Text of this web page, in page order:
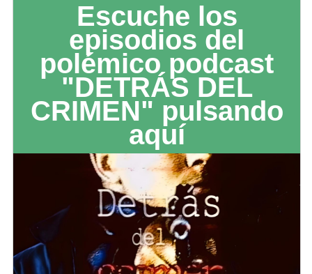
Escuche los
episodios del
polémico podcast
"DETRÁS DEL
CRIMEN" pulsando
aquí